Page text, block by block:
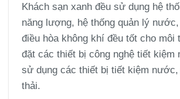
Khách sạn xanh đều sử dụng hệ
năng lượng, hệ thống quản lý
điều hòa không khí đều tốt cho môi
đặt các thiết bị công nghệ tiết kiệm
sử dụng các thiết bị tiết kiệm nước,
thải.